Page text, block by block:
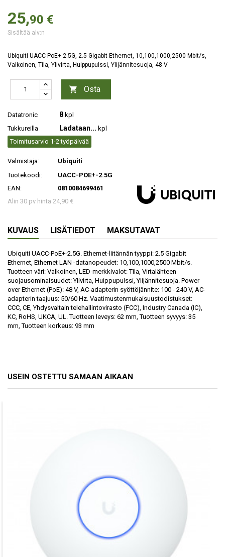
25,90 €
Sisältää alv:n
Ubiquiti UACC-PoE+-2.5G, 2.5 Gigabit Ethernet, 10,100,1000,2500 Mbit/s,
Valkoinen, Tila, Ylivirta, Huippupulssi, Ylijännitesuoja, 48 V
 Osta
Datatronic 8 kpl
Tukkureilla
Ladataan... kpl
Toimitusarvio 1-2 työpäivää
Valmistaja:
Ubiquiti
Tuotekoodi:
UACC-POE+-2.5G
EAN:
0810084699461
Alin 30 pv hinta 24,90 €
KUVAUS LISÄTIEDOT MAKSUTAVAT
Ubiquiti UACC-PoE+-2.5G. Ethernet-liitännän tyyppi: 2.5 Gigabit
Ethernet, Ethernet LAN -datanopeudet: 10,100,1000,2500 Mbit/s.
Tuotteen väri: Valkoinen, LED-merkkivalot: Tila, Virtalähteen
suojausominaisuudet: Ylivirta, Huippupulssi, Ylijännitesuoja. Power
over Ethernet (PoE): 48 V, AC-adapterin syöttöjännite: 100 - 240 V, AC-
adapterin taajuus: 50/60 Hz. Vaatimustenmukaisuustodistukset:
CCC, CE, Yhdysvaltain telehallintovirasto (FCC), Industry Canada (IC),
KC, RoHS, UKCA, UL. Tuotteen leveys: 62 mm, Tuotteen syvyys: 35
mm, Tuotteen korkeus: 93 mm
USEIN OSTETTU SAMAAN AIKAAN